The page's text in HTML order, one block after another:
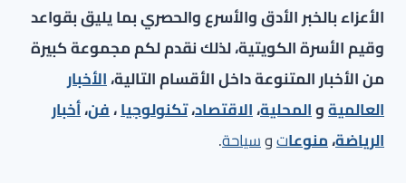
الأعزاء بالخبر الأدق والأسرع والحصري بما يليق بقواعد
وقيم الأسرة الكويتية، لذلك نقدم لكم مجموعة كبيرة
من الأخبار المتنوعة داخل الأقسام التالية،الأخبار
العالميةوالمحلية،الاقتصاد،تكنولوجيا،فن،أخبار
الرياضة،منوعاتوسياحة.